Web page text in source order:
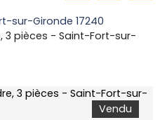
sur-Gironde 17240
3 pièces - Saint-Fort-sur-
Vendu